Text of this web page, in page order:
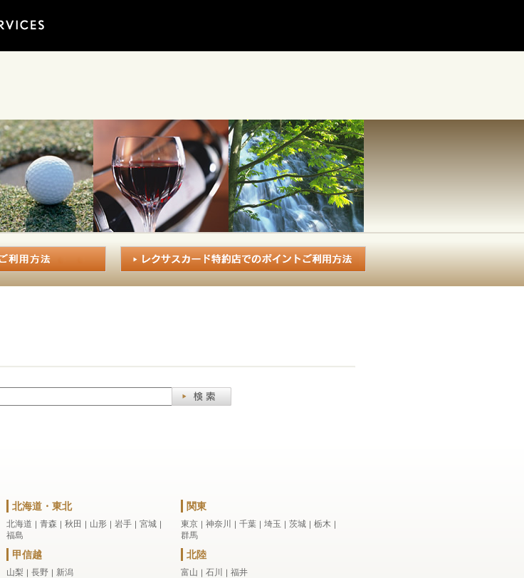
北海道・東北
北海道 ｜ 青森 ｜ 秋田 ｜ 山形 ｜ 岩手 ｜ 宮城 ｜
福島
関東
東京 ｜ 神奈川 ｜ 千葉 ｜ 埼玉 ｜ 茨城 ｜ 栃木 ｜
群馬
甲信越
山梨 ｜ 長野 ｜ 新潟
北陸
富山 ｜ 石川 ｜ 福井